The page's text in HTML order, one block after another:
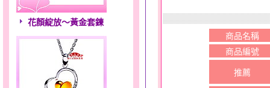
花顏綻放～黃金套鍊
商品名稱
商品編號
推薦